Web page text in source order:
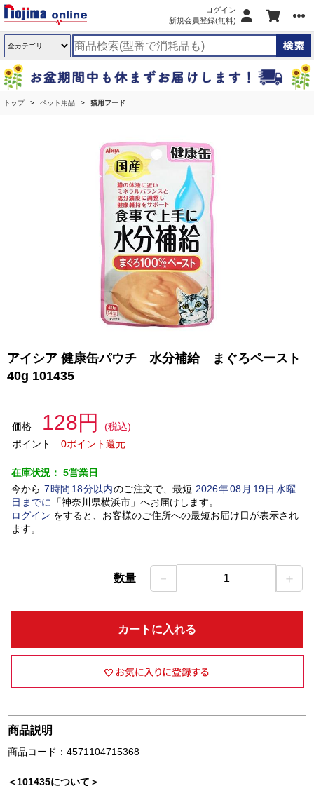
ログイン
新規会員登録(無料)
トップ ペット用品 猫用フード
アイシア 健康缶パウチ 水分補給 まぐろペースト
40g 101435
価格 128円
(税込)
ポイント
0ポイント還元
在庫状況： 5営業日
今から 7時間 18分以内のご注文で、最短 2026年08 月 19日水曜
日 までに 「神奈川県横浜市」 へお届けします。
ログイン をすると、お客様のご住所への最短お届け日が表示され
ます。
数量 － 1 ＋
カートに入れる
商品説明
商品コード：4571104715368
＜101435について＞